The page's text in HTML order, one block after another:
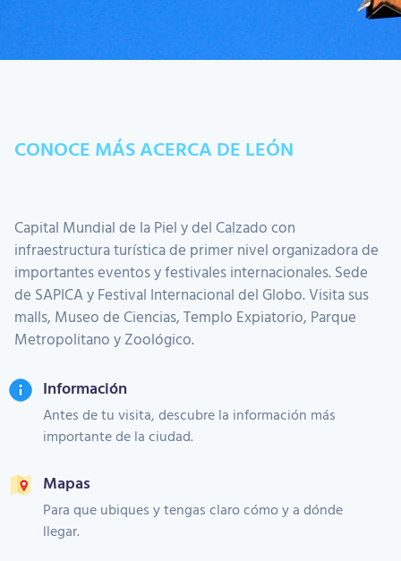
CONOCE MÁS ACERCA DE LEÓN
Capital Mundial de la Piel y del Calzado con
infraestructura turística de primer nivel organizadora de
importantes eventos y festivales internacionales. Sede
de SAPICA y Festival Internacional del Globo. Visita sus
malls, Museo de Ciencias, Templo Expiatorio, Parque
Metropolitano y Zoológico.
Información
Antes de tu visita, descubre la información más
importante de la ciudad.
Mapas
Para que ubiques y tengas claro cómo y a dónde
llegar.